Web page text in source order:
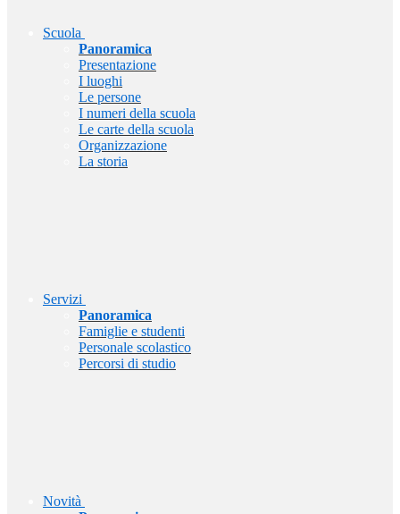
Scuola
Panoramica
Presentazione
I luoghi
Le persone
I numeri della scuola
Le carte della scuola
Organizzazione
La storia
Servizi
Panoramica
Famiglie e studenti
Personale scolastico
Percorsi di studio
Novità